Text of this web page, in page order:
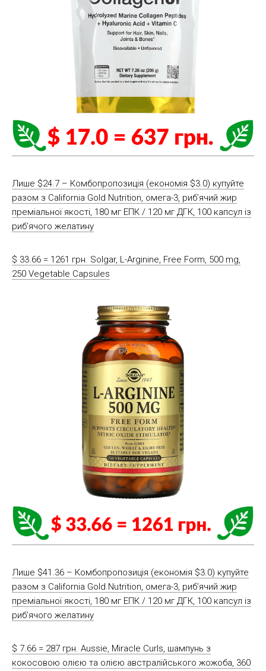
Лише $24.7 – Комбопропозиція (економія $3.0) купуйте
разом з California Gold Nutrition, омега-3, риб’ячий жир
преміальної якості, 180 мг ЕПК / 120 мг ДГК, 100 капсул із
риб’ячого желатину
$ 33.66 = 1261 грн. Solgar, L-Arginine, Free Form, 500 mg,
250 Vegetable Capsules
Лише $41.36 – Комбопропозиція (економія $3.0) купуйте
разом з California Gold Nutrition, омега-3, риб’ячий жир
преміальної якості, 180 мг ЕПК / 120 мг ДГК, 100 капсул із
риб’ячого желатину
$ 7.66 = 287 грн. Aussie, Miracle Curls, шампунь з
кокосовою олією та олією австралійського жожоба, 360